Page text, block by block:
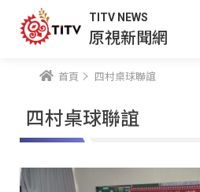
TITV NEWS
原視新聞網
首頁 四村桌球聯誼
四村桌球聯誼